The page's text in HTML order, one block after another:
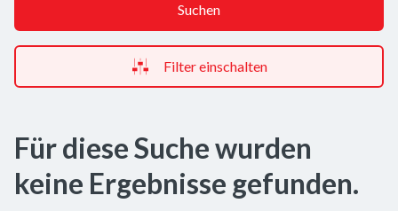
Suchen
Filter einschalten
Für diese Suche wurden
keine Ergebnisse gefunden.